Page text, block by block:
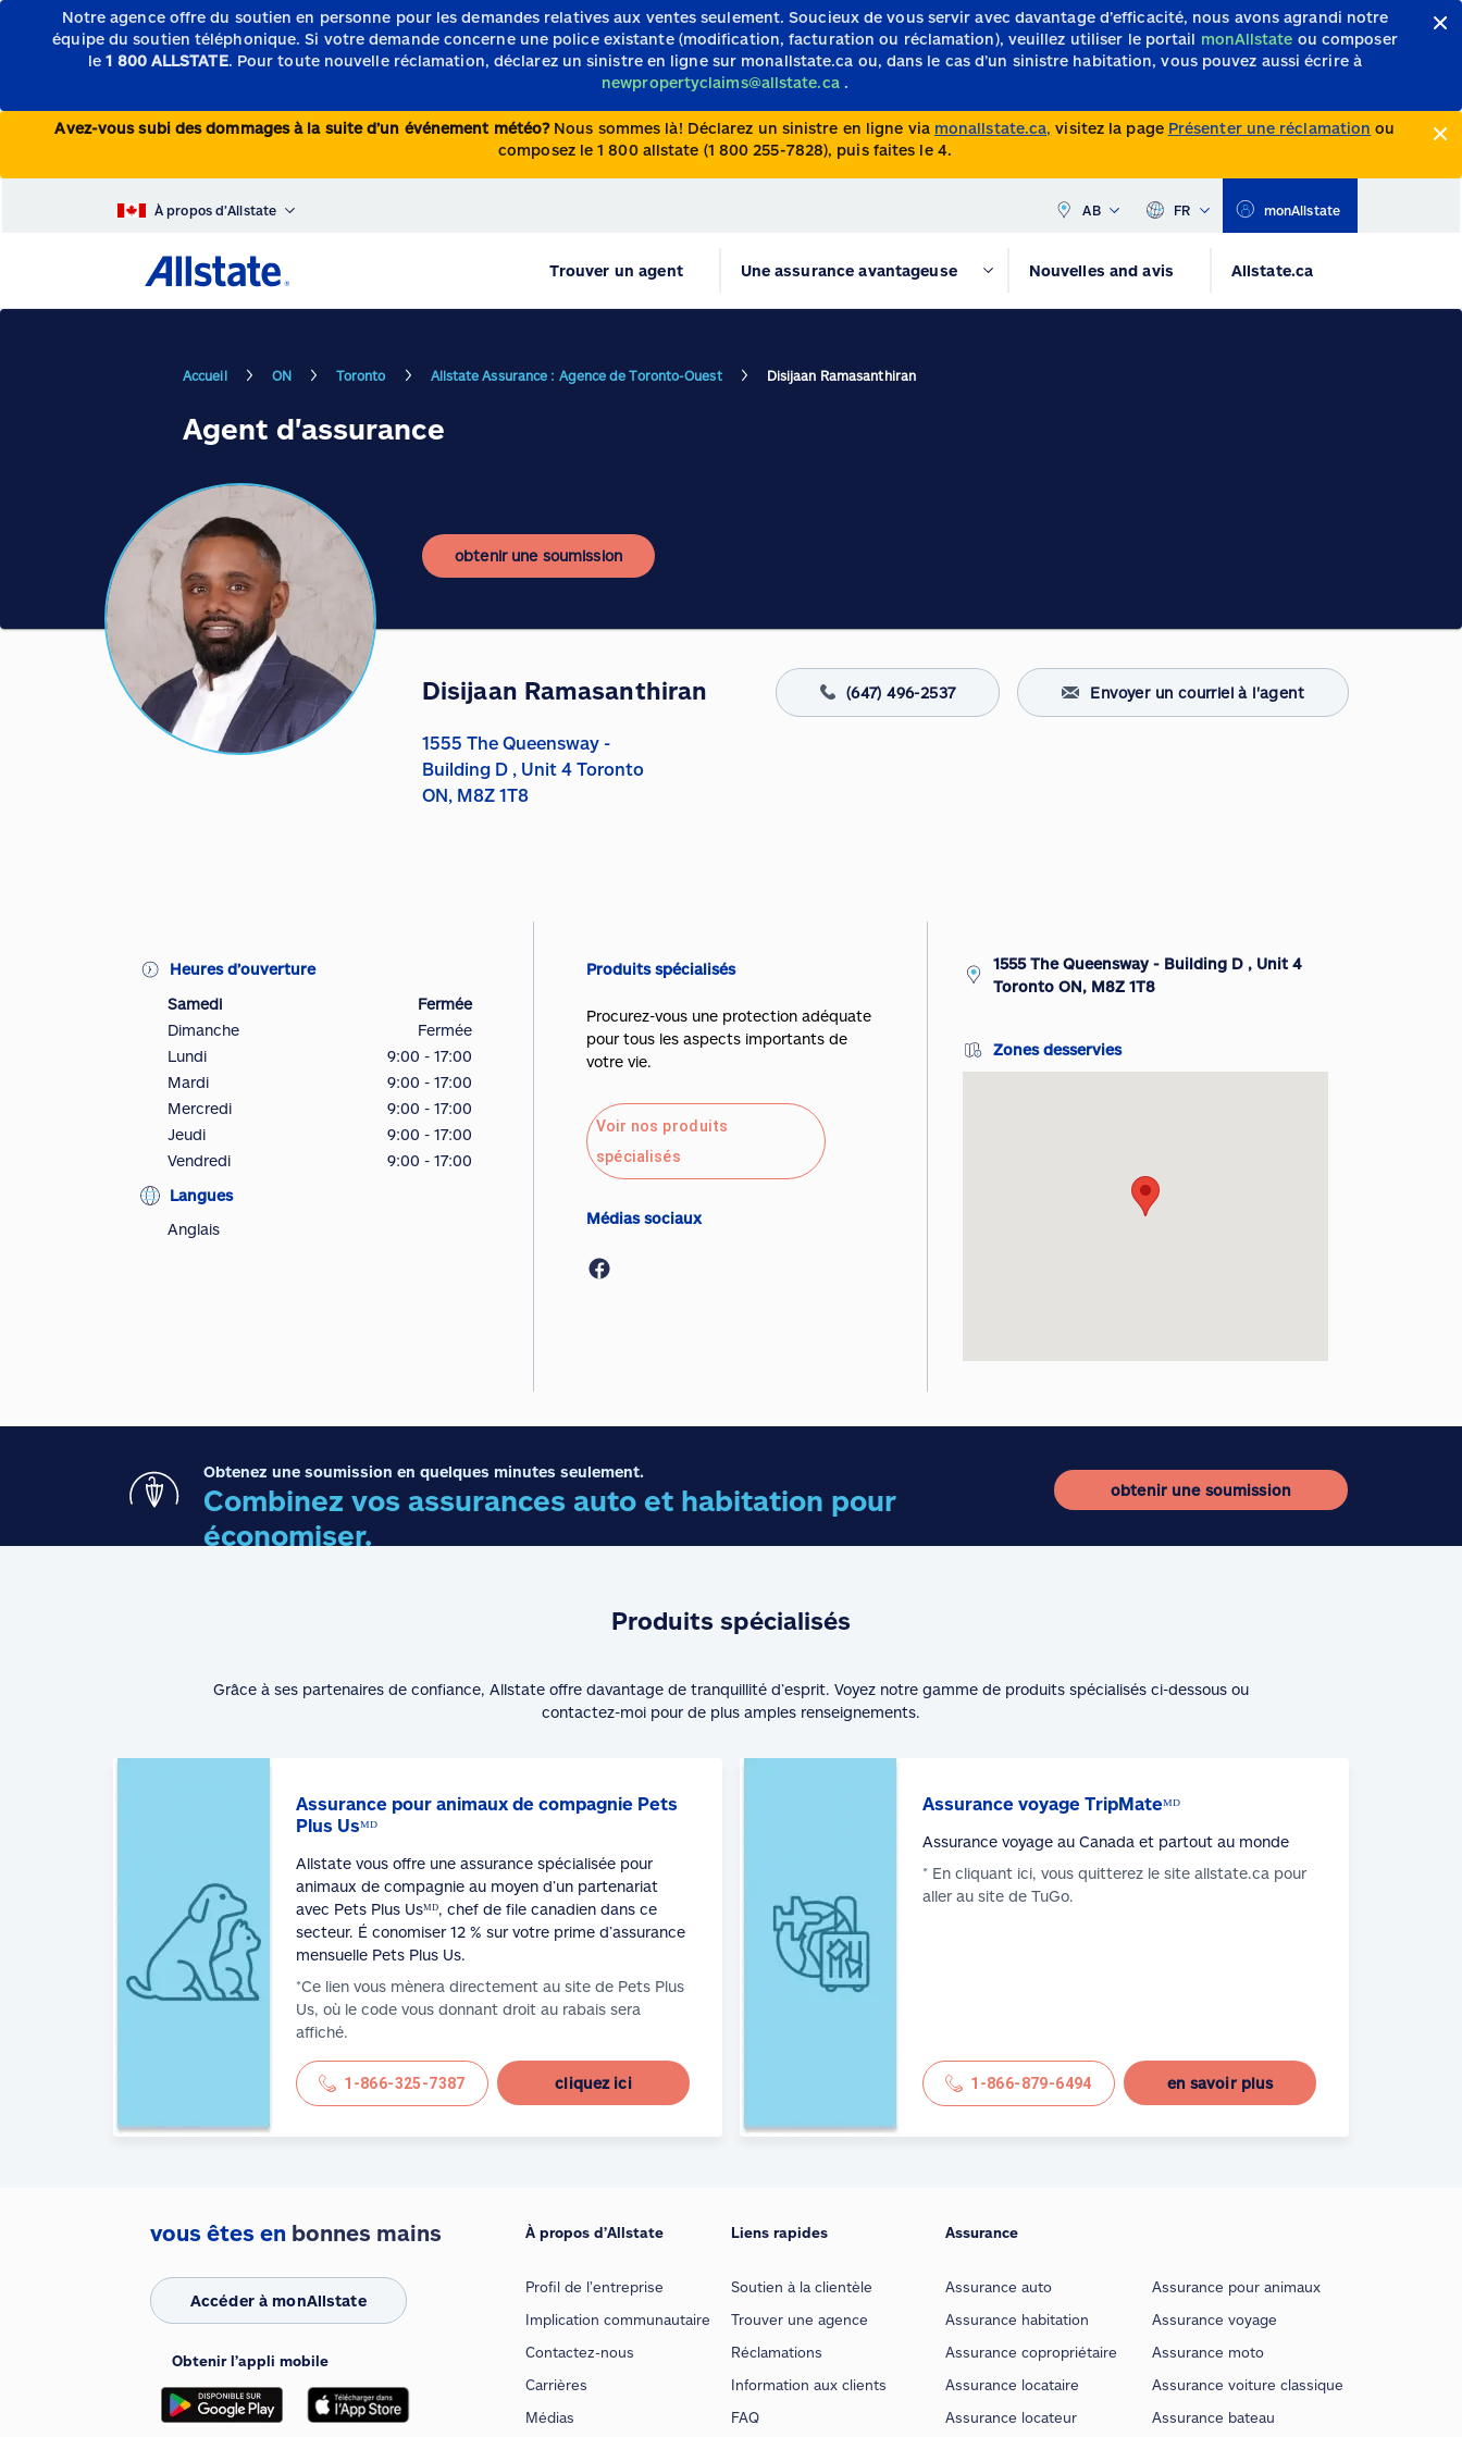
Notre agence offre du soutien en personne pour les demandes relatives aux ventes seulement.Soucieux de vous servir avec davantage d’efficacité, nous avons agrandi notre
équipe du soutien téléphonique.Si votre demande concerne une police existante (modification, facturation ou réclamation), veuillez utiliser le portail monAllstate ou composer
le1 800 ALLSTATE. Pour toute nouvelle réclamation, déclarez un sinistre en ligne sur monallstate.ca ou, dans le cas d’un sinistre habitation, vous pouvez aussi écrire à
newpropertyclaims@allstate.ca .
Avez-vous subi des dommages à la suite d’un événement météo? Nous sommes là! Déclarez un sinistre en ligne via monallstate.ca, visitez la page Présenter une réclamation ou
composez le 1 800 allstate (1 800 255-7828), puis faites le 4.
À propos d’Allstate AB FR monAllstate
Trouver un agent Une assurance avantageuse Nouvelles and avis Allstate.ca
Accueil ON Toronto Allstate Assurance : Agence de Toronto-Ouest Disijaan Ramasanthiran
Agent d'assurance
obtenir une soumission
Disijaan Ramasanthiran (647) 496-2537 Envoyer un courriel à l'agent
1555 The Queensway -
Building D , Unit 4 Toronto
ON, M8Z 1T8
Heures d’ouverture
Samedi
Fermée
Dimanche
Fermée
Lundi
9:00 - 17:00
Mardi
9:00 - 17:00
Mercredi
9:00 - 17:00
Jeudi
9:00 - 17:00
Vendredi
9:00 - 17:00
Langues
Anglais
Produits spécialisés
Procurez-vous une protection adéquate
pour tous les aspects importants de
votre vie.
Voir nos produits
spécialisés
Médias sociaux
1555 The Queensway - Building D , Unit 4
Toronto ON, M8Z 1T8
Zones desservies
Obtenez une soumission en quelques minutes seulement.
Combinez vos assurances auto et habitation pour
économiser.
obtenir une soumission
Produits spécialisés
Grâce à ses partenaires de confiance, Allstate offre davantage de tranquillité d’esprit. Voyez notre gamme de produits spécialisés ci-dessous ou
contactez-moi pour de plus amples renseignements.
Assurance pour animaux de compagnie Pets
Plus Usᴹᴰ
Allstate vous offre une assurance spécialisée pour
animaux de compagnie au moyen d’un partenariat
avec Pets Plus Usᴹᴰ, chef de file canadien dans ce
secteur. É conomiser 12 % sur votre prime d’assurance
mensuelle Pets Plus Us.
*Ce lien vous mènera directement au site de Pets Plus
Us, où le code vous donnant droit au rabais sera
affiché.
1-866-325-7387 cliquez ici
Assurance voyage TripMateᴹᴰ
Assurance voyage au Canada et partout au monde
* En cliquant ici, vous quitterez le site allstate.ca pour
aller au site de TuGo.
1-866-879-6494 en savoir plus
vous êtes en bonnes mains
Accéder à monAllstate
Obtenir l’appli mobile
À propos d’Allstate
Profil de l’entreprise
Implication communautaire
Contactez-nous
Carrières
Médias
Liens rapides
Soutien à la clientèle
Trouver une agence
Réclamations
Information aux clients
FAQ
Assurance
Assurance auto
Assurance habitation
Assurance copropriétaire
Assurance locataire
Assurance locateur
Assurance pour animaux
Assurance voyage
Assurance moto
Assurance voiture classique
Assurance bateau